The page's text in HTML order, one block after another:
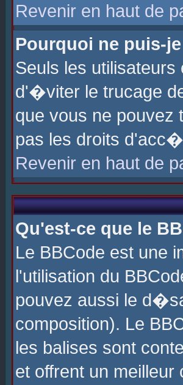
Revenir en haut de
Pourquoi ne puis-
Seuls les
d'�viter le trucage
que vous ne pouvez
pas les droits
Revenir en haut de
Qu'est-ce que le
Le BBCode est une
l'utilisation du
pouvez aussi le
composition). Le
les balises sont
et offrent un